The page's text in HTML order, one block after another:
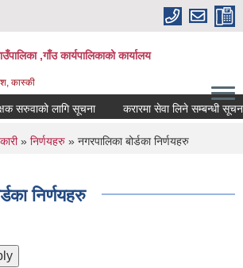
,गाँउ कार्यपालिकाको कार्यालय
कास्की
सरुवाको लागि सूचना करारमा सेवा लिने सम्बन्धी सूचना ।
» निर्णयहरु » नगरपालिका बोर्डका निर्णयहरु
निर्णयहरु